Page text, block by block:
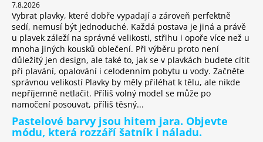
7.8.2026
Vybrat plavky, které dobře vypadají a zároveň perfektně
sedí, nemusí být jednoduché. Každá postava je jiná a právě
u plavek záleží na správné velikosti, střihu i opoře více než u
mnoha jiných kousků oblečení. Při výběru proto není
důležitý jen design, ale také to, jak se v plavkách budete cítit
při plavání, opalování i celodenním pobytu u vody. Začněte
správnou velikostí Plavky by měly přiléhat k tělu, ale nikde
nepříjemně netlačit. Příliš volný model se může po
namočení posouvat, příliš těsný...
Pastelové barvy jsou hitem jara. Objevte
módu, která rozzáří šatník i náladu.